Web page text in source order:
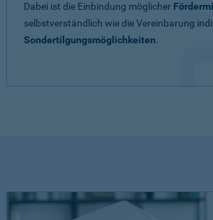
Dabei ist die Einbindung möglicher
selbstverständlich wie die Vereinbarung
Sondertilgungsmöglichkeiten.